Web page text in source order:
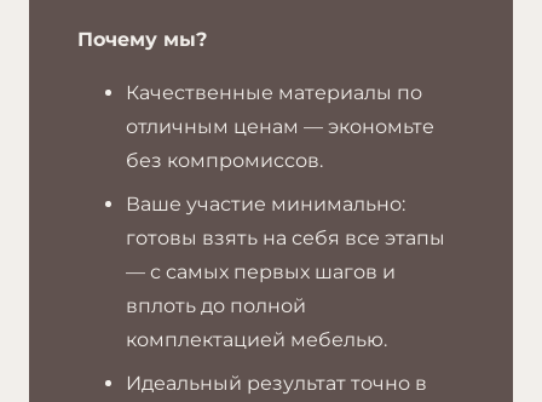
Почему мы?
Качественные материалы по
отличным ценам — экономьте
без компромиссов.
Ваше участие минимально:
готовы взять на себя все этапы
— с самых первых шагов и
вплоть до полной
комплектацией мебелью.
Идеальный результат точно в